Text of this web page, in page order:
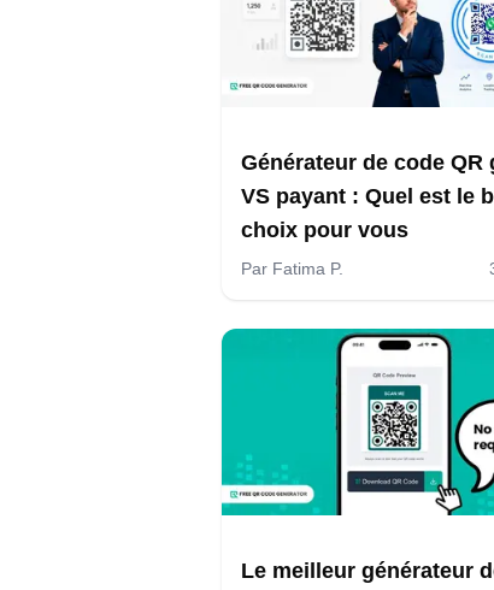
Générateur de code QR
VS payant : Quel est le
choix pour vous
Par Fatima P.
Le meilleur générateur